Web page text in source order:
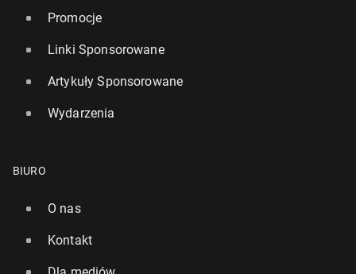
Promocje
Linki Sponsorowane
Artykuły Sponsorowane
Wydarzenia
BIURO
O nas
Kontakt